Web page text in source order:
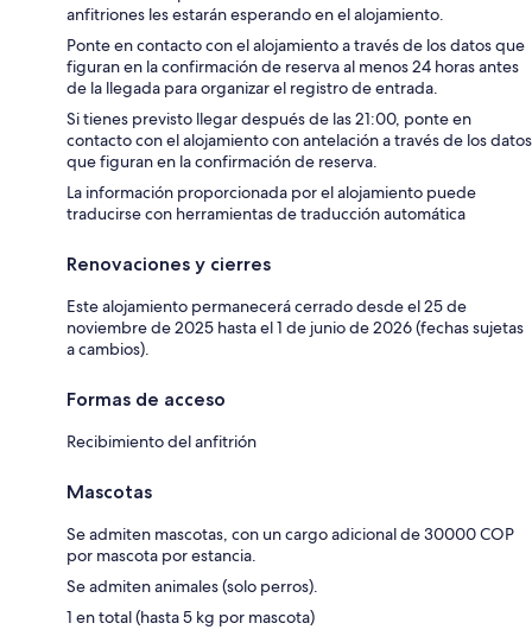
anfitriones les estarán esperando en el alojamiento.
Ponte en contacto con el alojamiento a través de los datos que
figuran en la confirmación de reserva al menos 24 horas antes
de la llegada para organizar el registro de entrada.
Si tienes previsto llegar después de las 21:00, ponte en
contacto con el alojamiento con antelación a través de los datos
que figuran en la confirmación de reserva.
La información proporcionada por el alojamiento puede
traducirse con herramientas de traducción automática
Renovaciones y cierres
Este alojamiento permanecerá cerrado desde el 25 de
noviembre de 2025 hasta el 1 de junio de 2026 (fechas sujetas
a cambios).
Formas de acceso
Recibimiento del anfitrión
Mascotas
Se admiten mascotas, con un cargo adicional de 30000 COP
por mascota por estancia.
Se admiten animales (solo perros).
1 en total (hasta 5 kg por mascota)